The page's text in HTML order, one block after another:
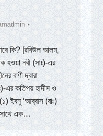
কি? [রবিউল আলম,
হওয়া নবী (সাঃ)-এর
বাণী দ্বারা
এর কতিপয় হাদীস ও
ইবনু ‘আব্বাস (রাঃ)
সাথে এক…